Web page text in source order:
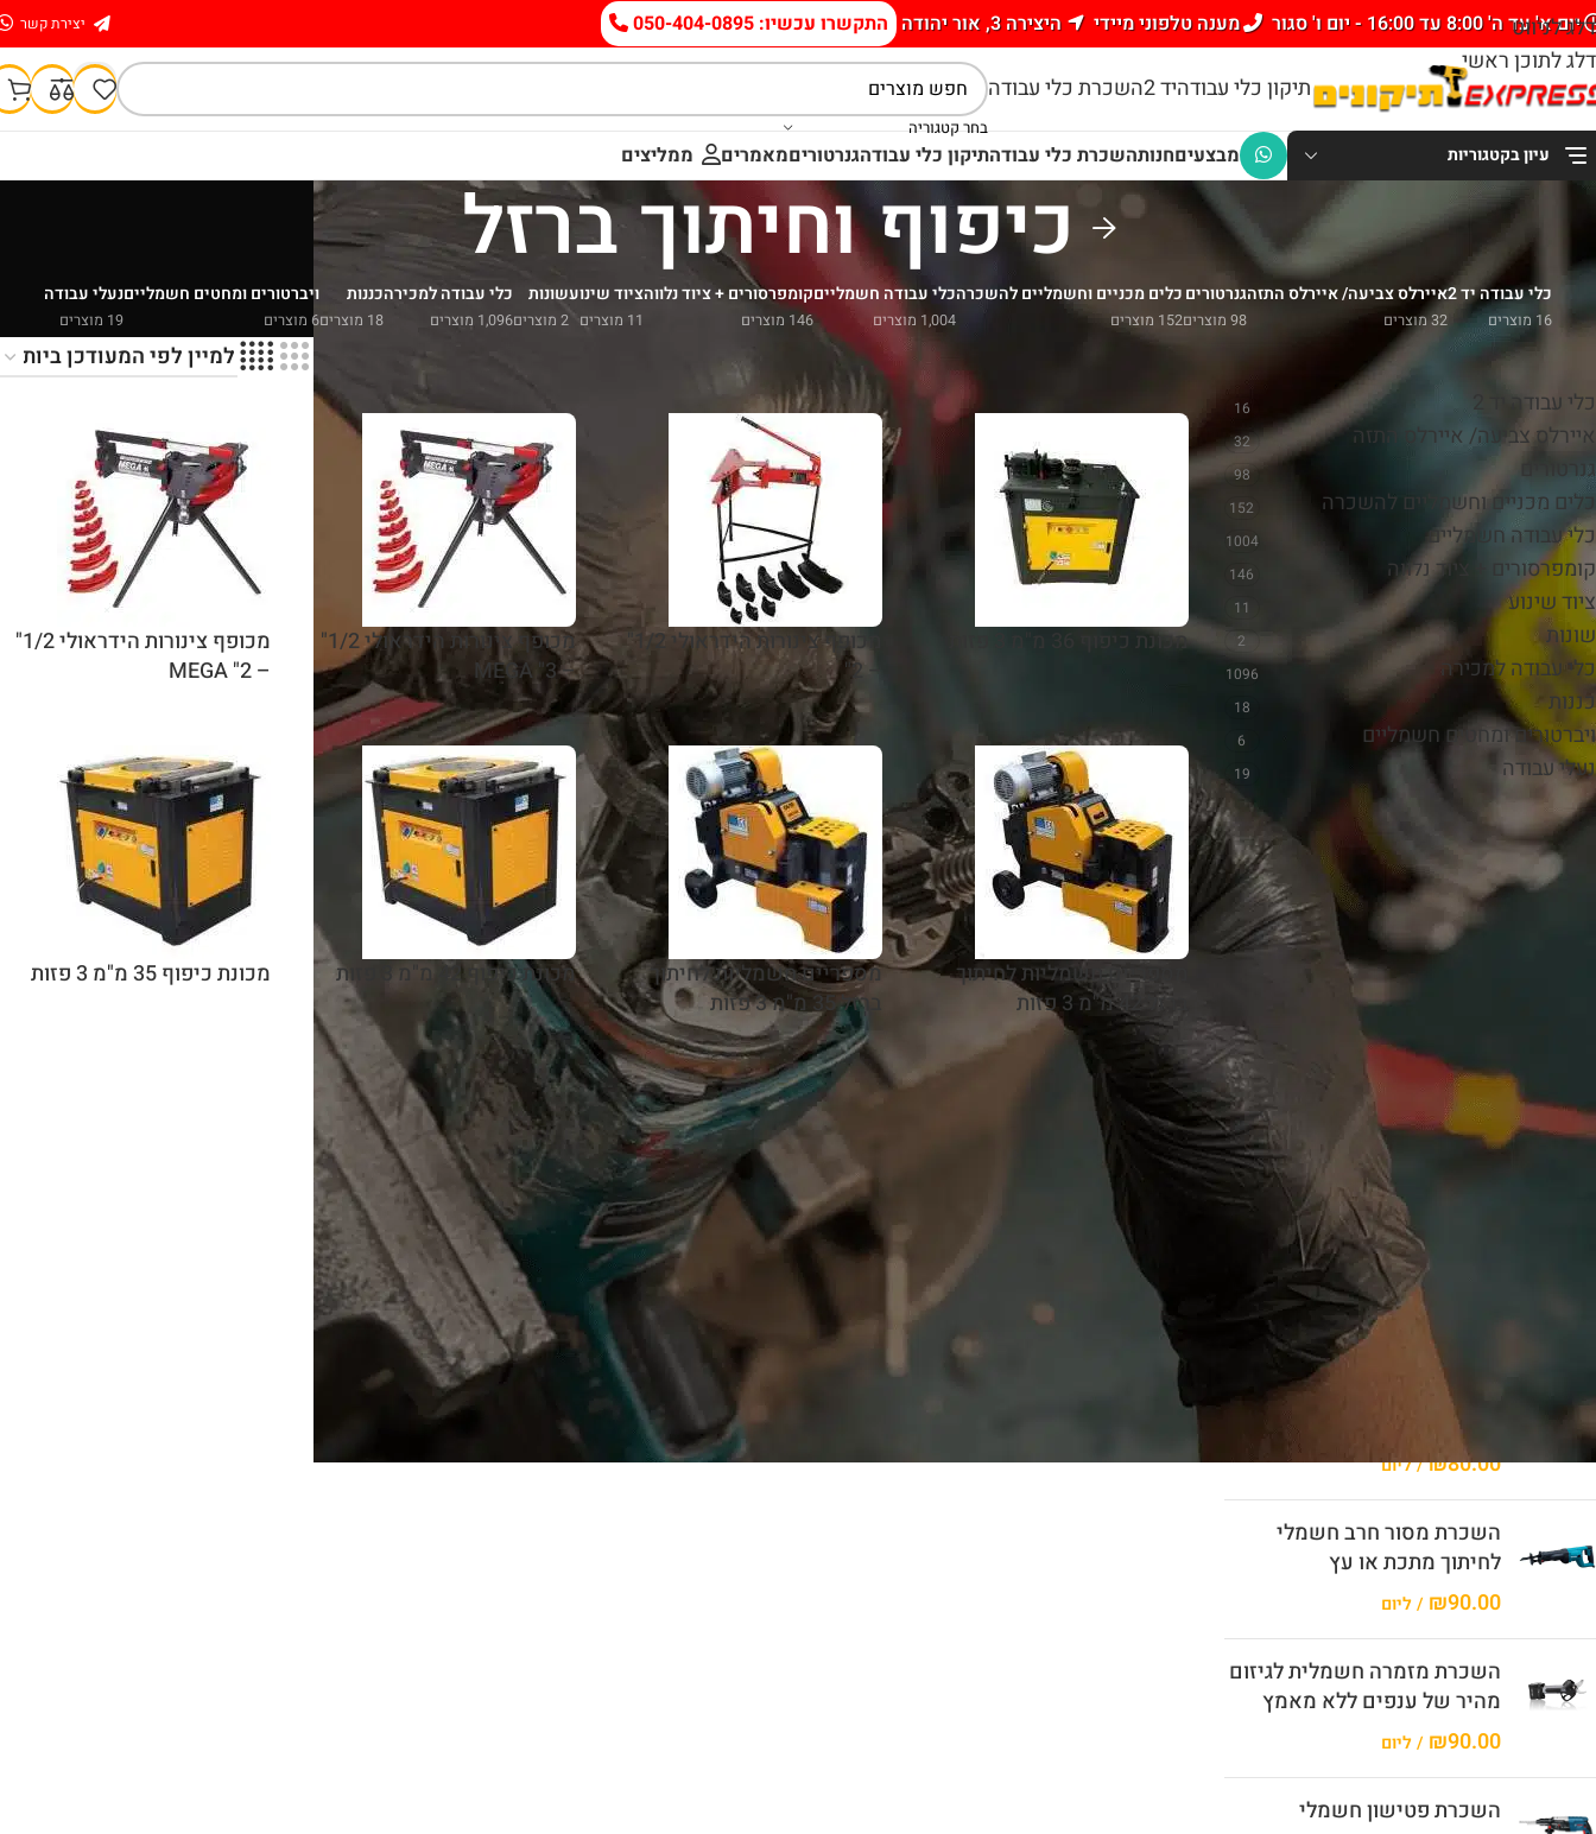
דלג לניווט
דלג לתוכן ראשי
יום א' עד ה' 8:00 עד 16:00 - יום ו' סגור מענה טלפוני מיידי היצירה 3, אור יהודה התקשרו עכשיו: 050-404-0895 יצירת קשר
תיקון כלי עבודהיד 2 השכרת כלי עבודה
בחר קטגוריה
עיון בקטגוריות מבצעיםחנותהשכרת כלי עבודהתיקון כלי עבודהגנרטוריםמאמרים ממליצים
כיפוף וחיתוך ברזל
כלי עבודה יד 2
16 מוצרים
איירלס צביעה/ איירלס התזה
32 מוצרים
גנרטורים
98 מוצרים
כלים מכניים וחשמליים להשכרה
152 מוצרים
כלי עבודה חשמליים
1,004 מוצרים
קומפרסורים + ציוד נלווה
146 מוצרים
ציוד שינוע
11 מוצרים
שונות
2 מוצרים
כלי עבודה למכירה
1,096 מוצרים
כננות
18 מוצרים
ויברטורים ומחטים חשמליים
6 מוצרים
נעלי עבודה
19 מוצרים
קטגוריות
כלי עבודה יד 2 16
איירלס צביעה/ איירלס התזה 32
גנרטורים 98
כלים מכניים וחשמליים להשכרה 152
כלי עבודה חשמליים 1004
קומפרסורים + ציוד נלווה 146
ציוד שינוע 11
שונות 2
כלי עבודה למכירה 1096
כננות 18
ויברטורים ומחטים חשמליים 6
נעלי עבודה 19
השכרת כלי עבודה
השכרת מפתח בוקסות חשמלי
₪100.00
₪ 70.00 / ליום
₪ 90.00
₪
השכרת ג'קסון חשמלי
/ ליום
השכרת דיסק 4.5
₪
₪75.00 / ליום
השכרת מערבל דבק וצבע
חשמלי
₪80.00 / ליום
השכרת מסור חרב חשמלי
לחיתוך מתכת או עץ
₪90.00 / ליום
השכרת מזמרה חשמלית לגיזום
מהיר של ענפים ללא מאמץ
₪90.00 / ליום
השכרת פטישון חשמלי
כלי עבודה חשמליים כיפוף וחיתוך ברזל 24
מכונת כיפוף 36 מ"מ 3 פזות
מכופף צינורות הידראולי 1/2"
– 2"
מכופף צינורות הידראולי 1/2"
– 3" MEGA
מכופף צינורות הידראולי 1/2"
– 2" MEGA
מספריים חשמליות לחיתוך
ברזל 42 מ"מ 3 פזות
מספריים חשמליות לחיתוך
ברזל 35 מ"מ 3 פזות
מכונת כיפוף 42 מ"מ 3 פזות מכונת כיפוף 35 מ"מ 3 פזות